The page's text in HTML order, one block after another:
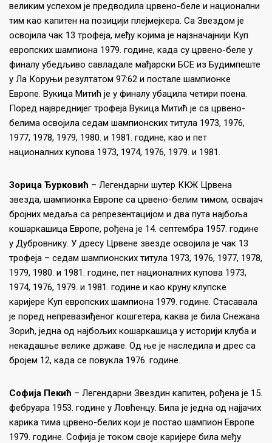
великим успехом је предводила црвено-беле и национални
тим као капитен на позицији плејмејкера. Са Звездом је
освојила чак 13 трофеја, међу којима је најзначајнији Куп
европских шампиона 1979. године, када су црвено-беле у
финалу убедљиво савладале мађарски БСЕ из Будимпеште
у Ла Коруњи резултатом 97:62 и постале шампионке
Европе. Вукица Митић је у финалу убацила четири поена.
Поред највреднијег трофеја Вукица Митић је са црвено-
белима освојила седам шампионских титула 1973, 1976,
1977, 1978, 1979, 1980. и 1981. године, као и пет
националних купова 1973, 1974, 1976, 1979. и 1981.
Зорица Ђурковић – Легендарни шутер ККЖ Црвена
звезда, шампионка Европе са црвено-белим тимом, освајач
бројних медаља са репрезентацијом и два пута најбоља
кошаркашица Европе, рођена је 14. септембра 1957. године
у Дубровнику. У дресу Црвене звезде освојила је чак 13
трофеја – седам шампионских титула 1973, 1976, 1977, 1978,
1979, 1980. и 1981. године, пет националних купова 1973,
1974, 1976, 1979. и 1981. године и као круну клупске
каријере Куп европских шампиона 1979. године. Стасавала
је поред непревазиђеног кошгетера, каква је била Снежана
Зорић, једна од најбољих кошаркашица у историји клуба и
некадашње велике државе. Од ње је наследила и дрес са
бројем 12, када се повукла 1976. године.
Софија Пекић – Легендарни Звездин капитен, рођена је 15.
фебруара 1953. године у Ловћенцу. Била је једна од најјачих
карика тима црвено-белих који је постао шампион Европе
1979. године. Софија је током своје каријере била међу